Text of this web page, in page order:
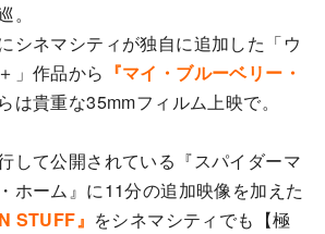
シネマシティが独自に追加した「ウ
」作品から 『マイ・ブルーベリー・
は貴重な35mmフィルム上映で。
して公開されている『スパイダーマ
ホーム』に11分の追加映像を加えた
STUFF』 をシネマシティでも【極